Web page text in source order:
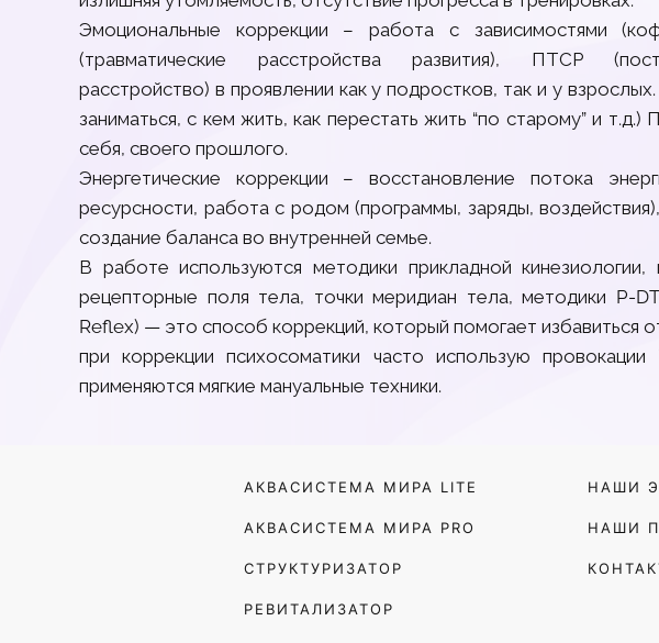
Эмоциональные коррекции – работа с зависимостями
(травматические расстройства развития), ПТСР
расстройство) в проявлении как у подростков, так и у
заниматься, с кем жить, как перестать жить “по старому” и
себя, своего прошлого.
Энергетические коррекции – восстановление потока
ресурсности, работа с родом (программы, заряды,
создание баланса во внутренней семье.
В работе используются методики прикладной
рецепторные поля тела, точки меридиан тела, методики P-
Reflex) — это способ коррекций, который помогает избавиться
при коррекции психосоматики часто использую
применяются мягкие мануальные техники.
АКВАСИСТЕМА МИРА LITE
АКВАСИСТЕМА МИРА PRO
СТРУКТУРИЗАТОР
РЕВИТАЛИЗАТОР
НАШИ
НАШИ